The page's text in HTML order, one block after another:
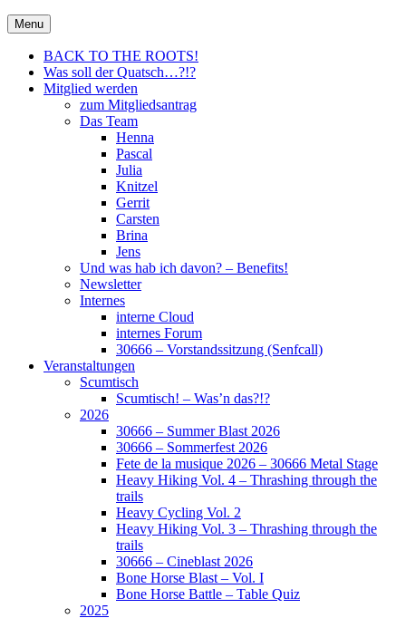
Skip
to
content
30666 – City Of Metal e.V.
Metal für Hannover \m/
Menu
BACK TO THE ROOTS!
Was soll der Quatsch…?!?
Mitglied werden
zum Mitgliedsantrag
Das Team
Henna
Pascal
Julia
Knitzel
Gerrit
Carsten
Brina
Jens
Und was hab ich davon? – Benefits!
Newsletter
Internes
interne Cloud
internes Forum
30666 – Vorstandssitzung (Senfcall)
Veranstaltungen
Scumtisch
Scumtisch! – Was’n das?!?
2026
30666 – Summer Blast 2026
30666 – Sommerfest 2026
Fete de la musique 2026 – 30666 Metal Stage
Heavy Hiking Vol. 4 – Thrashing through the
trails
Heavy Cycling Vol. 2
Heavy Hiking Vol. 3 – Thrashing through the
trails
30666 – Cineblast 2026
Bone Horse Blast – Vol. I
Bone Horse Battle – Table Quiz
2025